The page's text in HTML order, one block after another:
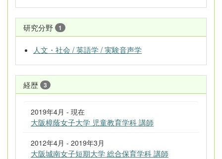
研究分野 1
人文・社会 / 英語学 / 実験音声学
経歴 3
2019年4月 - 現在
大阪樟蔭女子大学 児童教育学科 講師
2012年4月 - 2019年3月
大阪城南女子短期大学 総合保育学科 講師